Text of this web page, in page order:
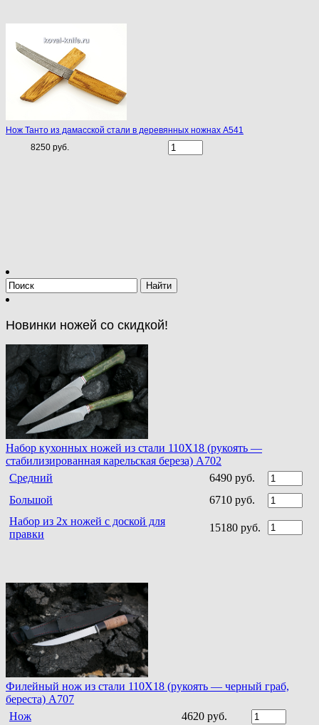
Нож Танто из дамасской стали в деревянных ножнах A541
8250 руб.
Новинки ножей со скидкой!
Набор кухонных ножей из стали 110Х18 (рукоять —
стабилизированная карельская береза) A702
Средний
6490 руб.
Большой
6710 руб.
Набор из 2х ножей с доской для
правки
15180 руб.
Филейный нож из стали 110Х18 (рукоять — черный граб,
береста) A707
Нож
4620 руб.